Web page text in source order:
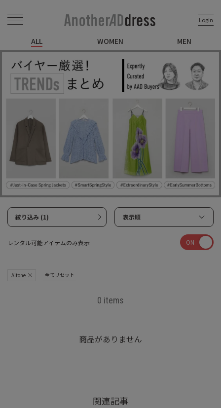
Login
ALL WOMEN MEN
絞り込み (1) 表示順
レンタル可能アイテムのみ表示 ON
Aitone 全てリセット
0 items
商品がありません
関連記事